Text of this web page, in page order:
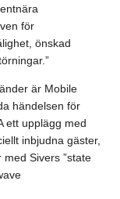
för
önskad
är Mobile
händelsen för
ett upplägg med
inbjudna gäster,
Sivers ”state